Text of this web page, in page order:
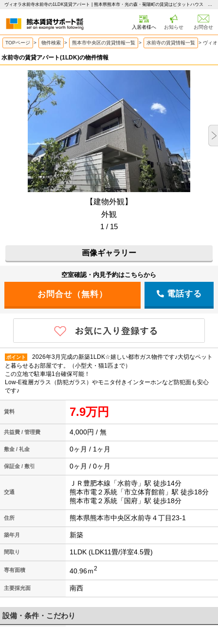
ヴィオラ水前寺水前寺の1LDK賃貸アパート | 熊本県熊本市・光の森・菊陽町の賃貸はピタットハウス 熊本賃貸サポート
入居者様へ お知らせ お問合せ
TOPページ > 物件検索 > 熊本市中央区の賃貸情報一覧 > 水前寺の賃貸情報一覧 > ヴィ
水前寺の賃貸アパート(1LDK)の物件情報
【建物外観】
外観
1 / 15
画像ギャラリー
空室確認・内見予約はこちらから
電話する
ポイント
2026年3月完成の新築1LDK☆嬉しい都市ガス物件です♪大切なペット
と暮らせるお部屋です。（小型犬・猫1匹まで）
この立地で駐車場1台確保可能！
Low-E複層ガラス（防犯ガラス）やモニタ付きインターホンなど防犯面も安心
です♪
賃料 7.9万円
共益費 / 管理費 4,000円 / 無
敷金 / 礼金 0ヶ月 / 1ヶ月
保証金 / 敷引 0ヶ月 / 0ヶ月
交通
ＪＲ豊肥本線「水前寺」駅 徒歩14分
熊本市電２系統「市立体育館前」駅 徒歩18分
熊本市電２系統「国府」駅 徒歩18分
住所 熊本県熊本市中央区水前寺４丁目23-1
築年月 新築
間取り 1LDK (LDK11畳/洋室4.5畳)
専有面積 40.96ｍ2
主要採光面 南西
設備・条件・こだわり